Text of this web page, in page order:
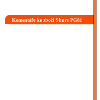
Komentáře ke zboží Shure PG81